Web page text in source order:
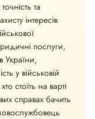
та
інтересів
послуги,
України,
у військовій
стоїть на варті
справах бачить